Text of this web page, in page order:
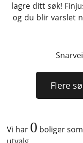
lagre ditt søk!
og du blir varslet
Flere
Vi har 0 boliger